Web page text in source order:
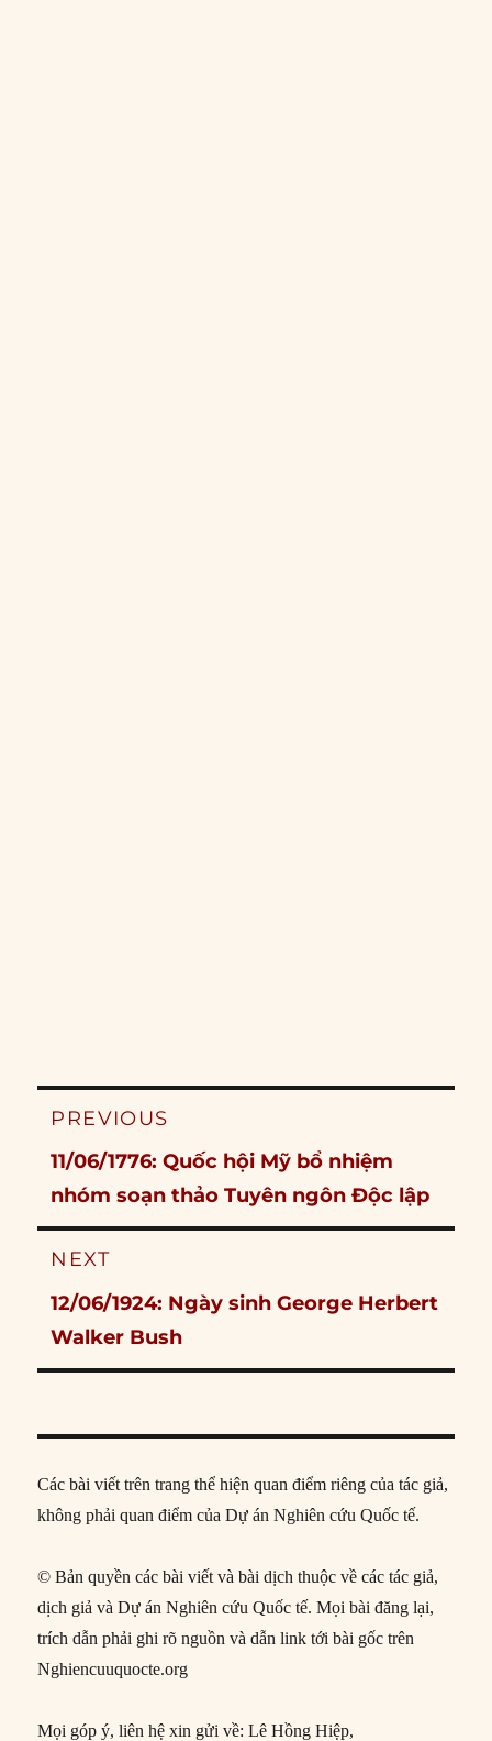
Post
PREVIOUS
Previous
post:
11/06/1776: Quốc hội Mỹ bổ nhiệm
nhóm soạn thảo Tuyên ngôn Độc lập
NEXT
Next
post:
12/06/1924: Ngày sinh George Herbert
Walker Bush
Các bài viết trên trang thể hiện quan điểm riêng của tác giả,
không phải quan điểm của Dự án Nghiên cứu Quốc tế.
© Bản quyền các bài viết và bài dịch thuộc về các tác giả,
dịch giả và Dự án Nghiên cứu Quốc tế. Mọi bài đăng lại,
trích dẫn phải ghi rõ nguồn và dẫn link tới bài gốc trên
Nghiencuuquocte.org
Mọi góp ý, liên hệ xin gửi về: Lê Hồng Hiệp,